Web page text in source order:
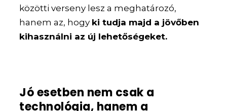
közötti verseny lesz a meghatározó,
hanem az, hogy ki tudja majd a jövőben
kihasználni az új lehetőségeket.
Jó esetben nem csak a
technológia, hanem a